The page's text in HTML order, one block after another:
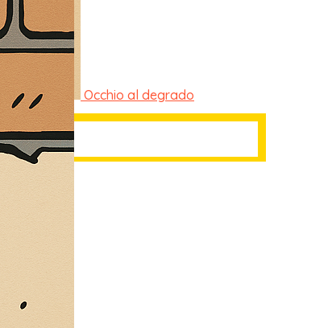
Occhio al degrado